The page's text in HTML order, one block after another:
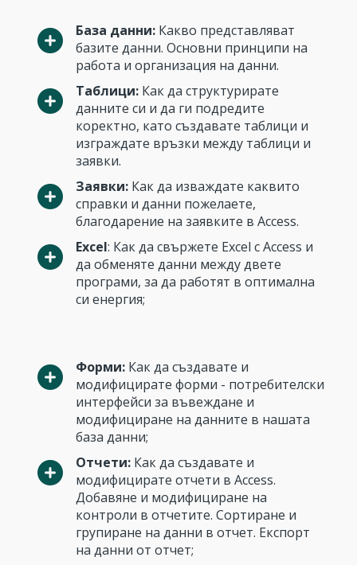
База данни: Какво представляват
базите данни. Основни принципи на
работа и организация на данни.
Таблици: Как да структурирате
данните си и да ги подредите
коректно, като създавате таблици и
изграждате връзки между таблици и
заявки.
Заявки: Как да изваждате каквито
справки и данни пожелаете,
благодарение на заявките в Access.
Excel: Как да свържете Excel с Access и
да обменяте данни между двете
програми, за да работят в оптимална
си енергия;
Форми: Как да създавате и
модифицирате форми - потребителски
интерфейси за въвеждане и
модифициране на данните в нашата
база данни;
Отчети: Как да създавате и
модифицирате отчети в Access.
Добавяне и модифициране на
контроли в отчетите. Сортиране и
групиране на данни в отчет. Експорт
на данни от отчет;